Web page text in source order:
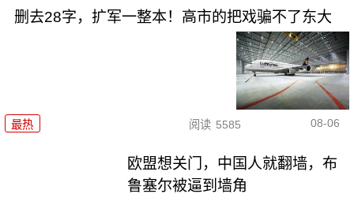
删去28字，扩军一整本！高市的把戏骗不了东大
最热 阅读 5585 08-06
欧盟想关门，中国人就翻墙，布
鲁塞尔被逼到墙角